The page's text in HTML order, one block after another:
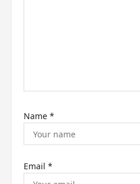
n
Name *
Email *